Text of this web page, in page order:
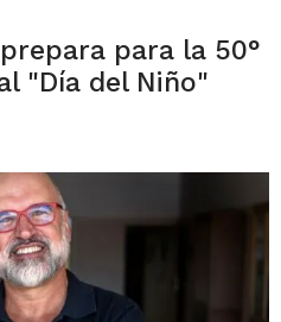
para la 50°
"Día del Niño"